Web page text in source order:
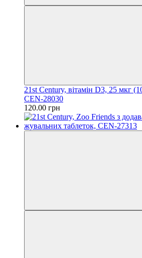
21st Century, вітамін D3, 25 мкг
CEN-28030
120.00 грн